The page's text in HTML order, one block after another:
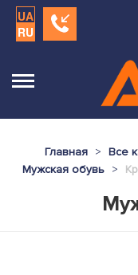
UA
RU
Главная Все
Мужская обувь